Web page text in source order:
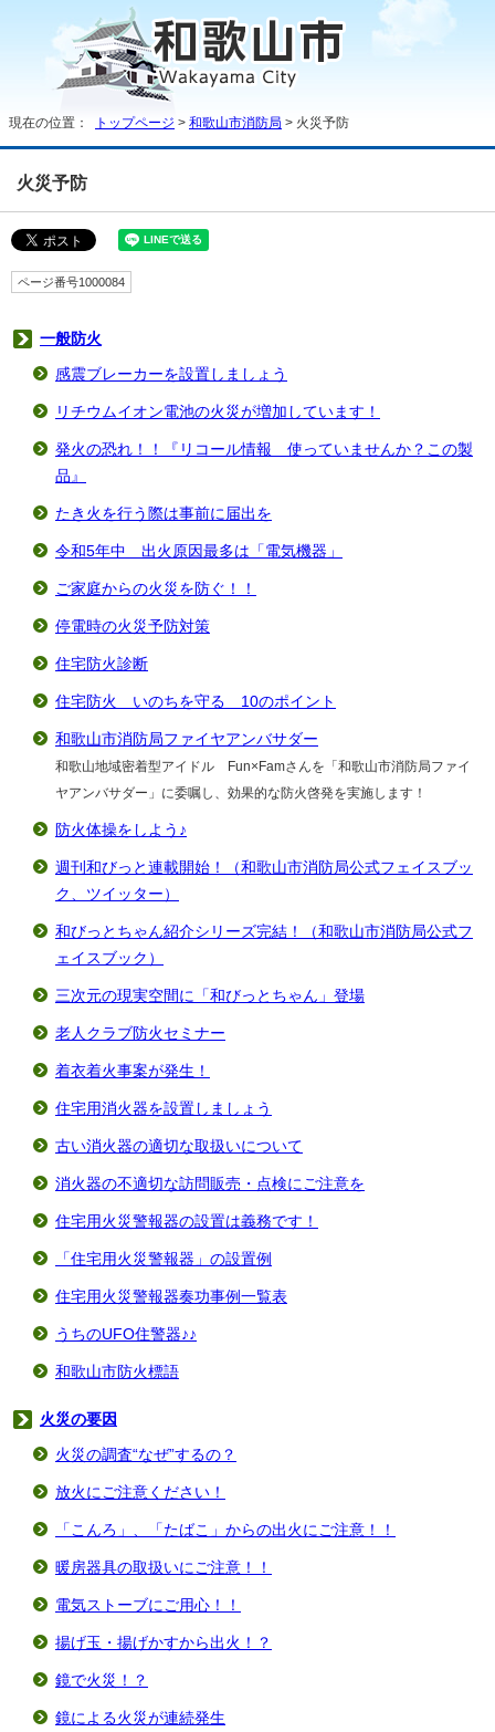
現在の位置： トップページ > 和歌山市消防局 > 火災予防
火災予防
ページ番号1000084
一般防火
感震ブレーカーを設置しましょう
リチウムイオン電池の火災が増加しています！
発火の恐れ！！『リコール情報 使っていませんか？この製
品』
たき火を行う際は事前に届出を
令和5年中 出火原因最多は「電気機器」
ご家庭からの火災を防ぐ！！
停電時の火災予防対策
住宅防火診断
住宅防火 いのちを守る 10のポイント
和歌山市消防局ファイヤアンバサダー
和歌山地域密着型アイドル Fun×Famさんを「和歌山市消防局ファイ
ヤアンバサダー」に委嘱し、効果的な防火啓発を実施します！
防火体操をしよう♪
週刊和びっと連載開始！（和歌山市消防局公式フェイスブッ
ク、ツイッター）
和びっとちゃん紹介シリーズ完結！（和歌山市消防局公式フ
ェイスブック）
三次元の現実空間に「和びっとちゃん」登場
老人クラブ防火セミナー
着衣着火事案が発生！
住宅用消火器を設置しましょう
古い消火器の適切な取扱いについて
消火器の不適切な訪問販売・点検にご注意を
住宅用火災警報器の設置は義務です！
「住宅用火災警報器」の設置例
住宅用火災警報器奏功事例一覧表
うちのUFO住警器♪♪
和歌山市防火標語
火災の要因
火災の調査“なぜ”するの？
放火にご注意ください！
「こんろ」、「たばこ」からの出火にご注意！！
暖房器具の取扱いにご注意！！
電気ストーブにご用心！！
揚げ玉・揚げかすから出火！？
鏡で火災！？
鏡による火災が連続発生